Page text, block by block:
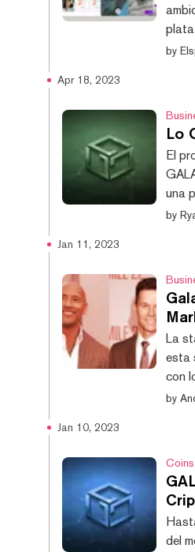
by
Apr 18, 2023
Lo
El
una
para
by
Jan 11, 2023
La
esta
con
con
by
Jan 10, 2023
Coins
del